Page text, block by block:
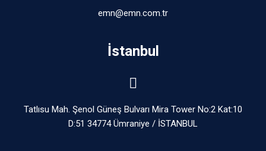
emn@emn.com.tr
İstanbul
Tatlısu Mah. Şenol Güneş Bulvarı Mira Tower No:2 Kat:10
D:51 34774 Ümraniye / İSTANBUL